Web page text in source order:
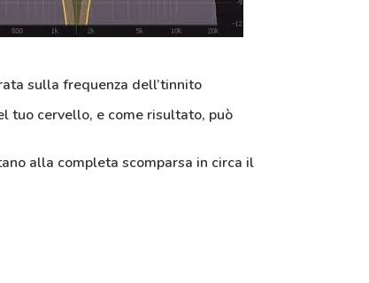
sulla frequenza dell’tinnito
tuo cervello, e come risultato, può
alla completa scomparsa in circa il